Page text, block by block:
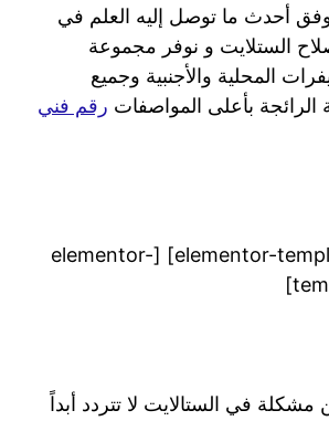
أحدث ما توصل إليه العلم في
الستلايت و نوفر مجموعة
المحلية والأجنبية وجميع
الرائجة بأعلى المواصفات رقم فني
[elementor-template id=”1077″] [elementor-
في الستالايت لا تتردد أبداً